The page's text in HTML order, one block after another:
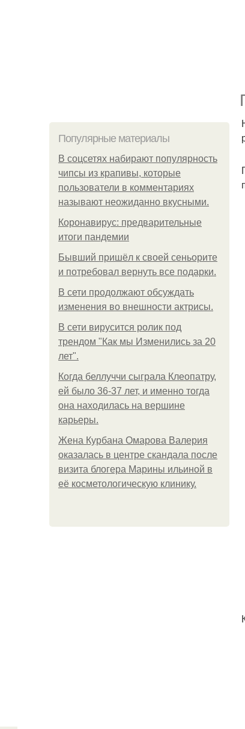
Популярные материалы
В соцсетях набирают популярность
чипсы из крапивы, которые
пользователи в комментариях
называют неожиданно вкусными.
Коронавирус: предварительные
итоги пандемии
Бывший пришёл к своей сеньорите
и потребовал вернуть все подарки.
В сети продолжают обсуждать
изменения во внешности актрисы.
В сети вирусится ролик под
трендом "Как мы Изменились за 20
лет".
Когда беллуччи сыграла Клеопатру,
ей было 36-37 лет, и именно тогда
она находилась на вершине
карьеры.
Жена Курбана Омарова Валерия
оказалась в центре скандала после
визита блогера Марины ильиной в
её косметологическую клинику.